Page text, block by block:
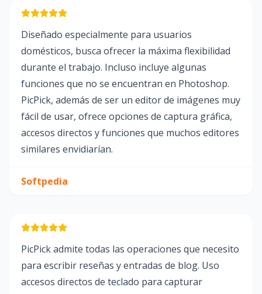
Diseñado especialmente para usuarios
domésticos, busca ofrecer la máxima flexibilidad
durante el trabajo. Incluso incluye algunas
funciones que no se encuentran en Photoshop.
PicPick, además de ser un editor de imágenes muy
fácil de usar, ofrece opciones de captura gráfica,
accesos directos y funciones que muchos editores
similares envidiarían.
Softpedia
PicPick admite todas las operaciones que necesito
para escribir reseñas y entradas de blog. Uso
accesos directos de teclado para capturar